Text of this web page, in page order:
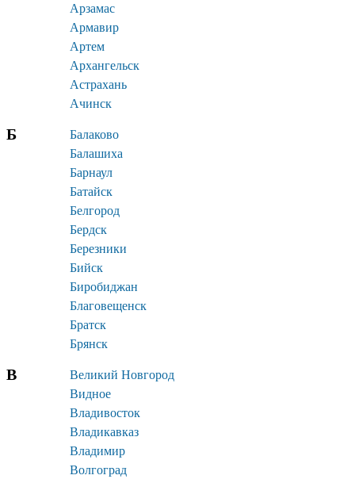
Арзамас
Армавир
Артем
Архангельск
Астрахань
Ачинск
Б
Балаково
Балашиха
Барнаул
Батайск
Белгород
Бердск
Березники
Бийск
Биробиджан
Благовещенск
Братск
Брянск
В
Великий Новгород
Видное
Владивосток
Владикавказ
Владимир
Волгоград